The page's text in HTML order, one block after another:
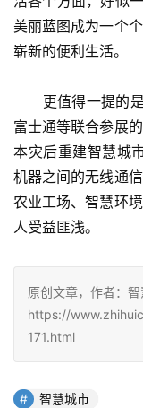
美丽蓝图成为一个
崭新的便利生活。
更值得一提的是
富士通等联合参展
本灾后重建智慧城
机器之间的无线通
农业工场、智慧环
人受益匪浅。
原创文章，作者：智
https://
171.html
智慧城市